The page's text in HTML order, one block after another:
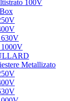
100V
Metallizato